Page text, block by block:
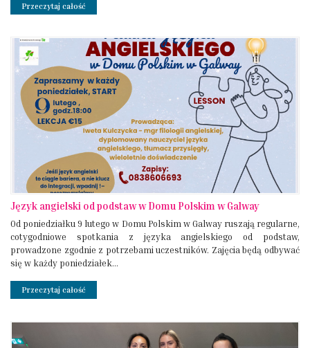
Przeczytaj całość
Język angielski od podstaw w Domu Polskim w Galway
Od poniedziałku 9 lutego w Domu Polskim w Galway ruszają regularne,
cotygodniowe spotkania z języka angielskiego od podstaw,
prowadzone zgodnie z potrzebami uczestników. Zajęcia będą odbywać
się w każdy poniedziałek...
Przeczytaj całość